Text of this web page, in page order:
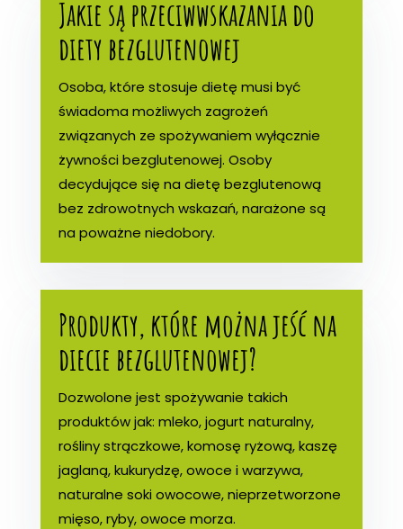
Jakie są przeciwwskazania do
diety bezglutenowej
Osoba, które stosuje dietę musi być
świadoma możliwych zagrożeń
związanych ze spożywaniem wyłącznie
żywności bezglutenowej. Osoby
decydujące się na dietę bezglutenową
bez zdrowotnych wskazań, narażone są
na poważne niedobory.
Produkty, które można jeść na
diecie bezglutenowej?
Dozwolone jest spożywanie takich
produktów jak: mleko, jogurt naturalny,
rośliny strączkowe, komosę ryżową, kaszę
jaglaną, kukurydzę, owoce i warzywa,
naturalne soki owocowe, nieprzetworzone
mięso, ryby, owoce morza.